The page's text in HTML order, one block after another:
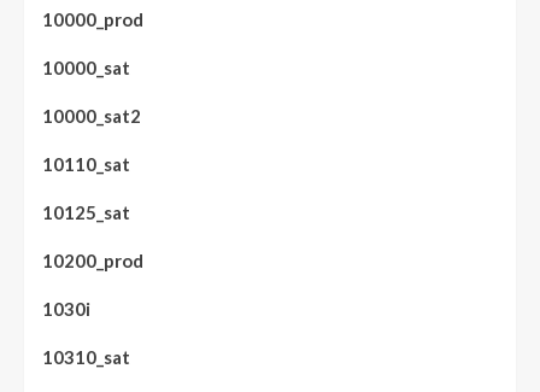
10000_prod
10000_sat
10000_sat2
10110_sat
10125_sat
10200_prod
1030i
10310_sat